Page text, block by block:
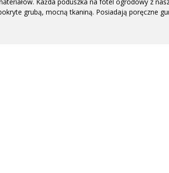
grubą, mocną tkaniną. Posiadają poręczne